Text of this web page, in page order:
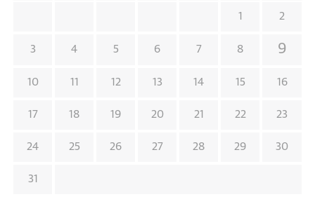
1 2
3 4 5 6 7 8 9
10 11 12 13 14 15 16
17 18 19 20 21 22 23
24 25 26 27 28 29 30
31